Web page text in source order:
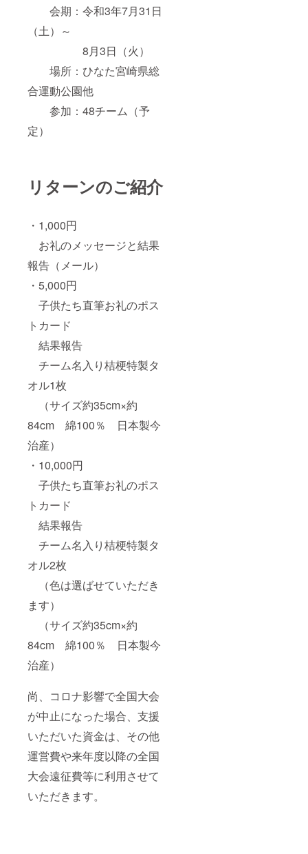
会期：令和3年7月31日
（土）～
8月3日（火）
場所：ひなた宮崎県総
合運動公園他
参加：48チーム（予
定）
リターンのご紹介
・1,000円
お礼のメッセージと結果
報告（メール）
・5,000円
子供たち直筆お礼のポス
トカード
結果報告
チーム名入り桔梗特製タ
オル1枚
（サイズ約35cm×約
84cm 綿100％ 日本製今
治産）
・10,000円
子供たち直筆お礼のポス
トカード
結果報告
チーム名入り桔梗特製タ
オル2枚
（色は選ばせていただき
ます）
（サイズ約35cm×約
84cm 綿100％ 日本製今
治産）
尚、コロナ影響で全国大会
が中止になった場合、支援
いただいた資金は、その他
運営費や来年度以降の全国
大会遠征費等に利用させて
いただきます。